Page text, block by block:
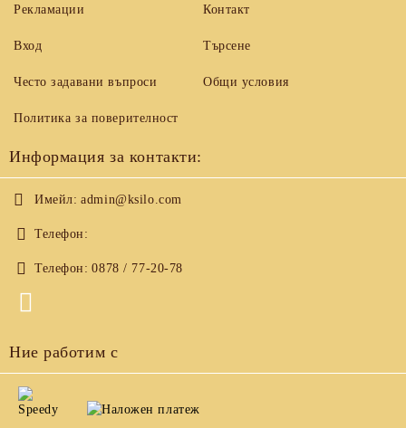
Рекламации
Вход
Често задавани въпроси
Контакт
Търсене
Общи условия
Политика за поверителност
Информация за контакти:
Имейл: admin@ksilo.com
Телефон:
Телефон: 0878 / 77-20-78
Ние работим с